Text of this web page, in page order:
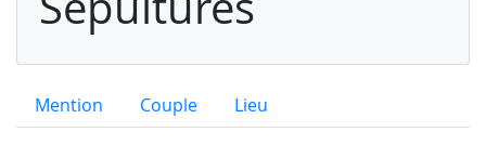
Mention Couple Lieu